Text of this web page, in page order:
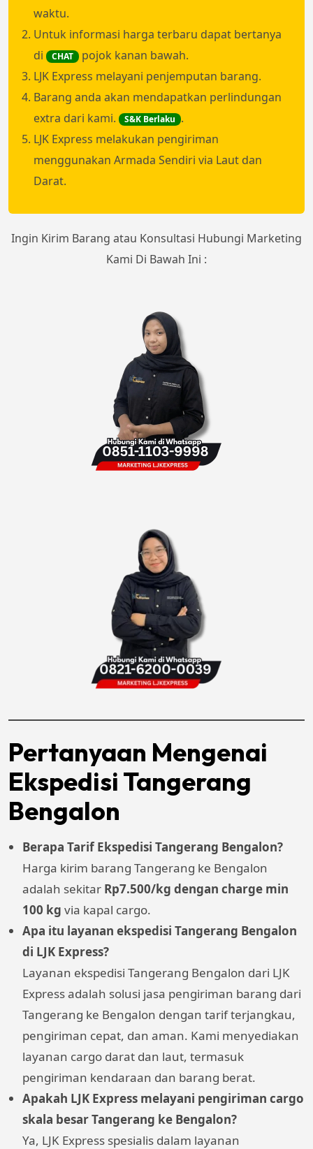
waktu.
Untuk informasi harga terbaru dapat bertanya
di
CHAT
pojok kanan bawah.
LJK Express melayani penjemputan barang.
Barang anda akan mendapatkan perlindungan
extra dari kami.
S&K Berlaku .
LJK Express melakukan pengiriman
menggunakan Armada Sendiri via Laut dan
Darat.
Ingin Kirim Barang atau Konsultasi Hubungi Marketing
Kami Di Bawah Ini :
Pertanyaan Mengenai
Ekspedisi Tangerang
Bengalon
Berapa Tarif Ekspedisi Tangerang Bengalon?
Harga kirim barang Tangerang ke Bengalon
adalah sekitar Rp7.500/kg dengan charge min
100 kg via kapal cargo.
Apa itu layanan ekspedisi Tangerang Bengalon
di LJK Express?
Layanan ekspedisi Tangerang Bengalon dari LJK
Express adalah solusi jasa pengiriman barang dari
Tangerang ke Bengalon dengan tarif terjangkau,
pengiriman cepat, dan aman. Kami menyediakan
layanan cargo darat dan laut, termasuk
pengiriman kendaraan dan barang berat.
Apakah LJK Express melayani pengiriman cargo
skala besar Tangerang ke Bengalon?
Ya, LJK Express spesialis dalam layanan